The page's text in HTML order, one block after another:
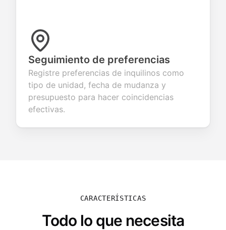
Seguimiento de preferencias
Registre preferencias de inquilinos como
tipo de unidad, fecha de mudanza y
presupuesto para hacer coincidencias
efectivas.
CARACTERÍSTICAS
Todo lo que necesita